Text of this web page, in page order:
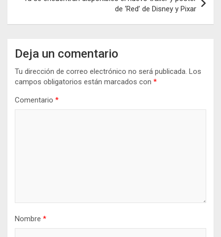
de ‘Red’ de Disney y Pixar
Deja un comentario
Tu dirección de correo electrónico no será publicada. Los
campos obligatorios están marcados con *
Comentario *
Nombre *